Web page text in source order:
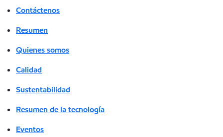
Contáctenos
Resumen
Quienes somos
Calidad
Sustentabilidad
Resumen de la tecnología
Eventos